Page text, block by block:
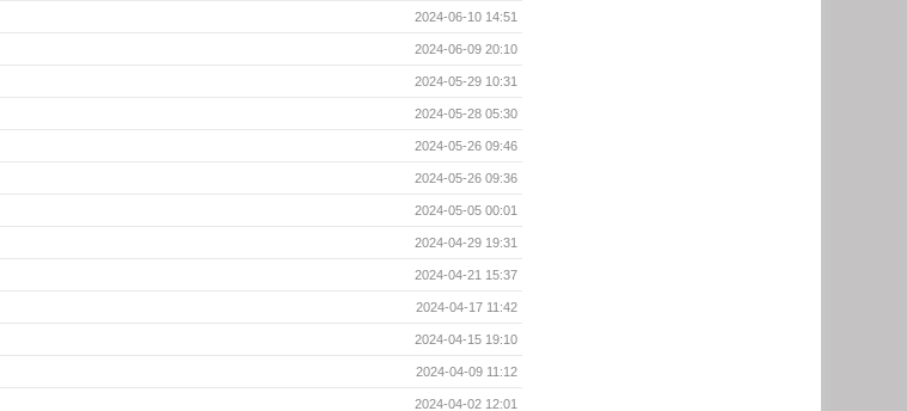
2024-06-10 14:51
2024-06-09 20:10
2024-05-29 10:31
2024-05-28 05:30
2024-05-26 09:46
2024-05-26 09:36
2024-05-05 00:01
2024-04-29 19:31
2024-04-21 15:37
2024-04-17 11:42
2024-04-15 19:10
2024-04-09 11:12
2024-04-02 12:01